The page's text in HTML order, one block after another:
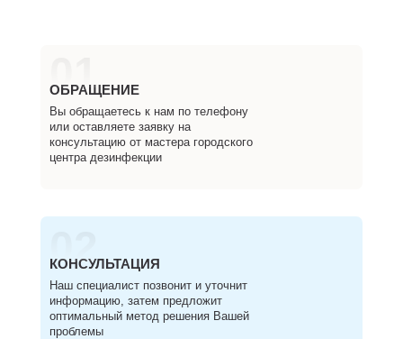
01
ОБРАЩЕНИЕ
Вы обращаетесь к нам по телефону
или оставляете заявку на
консультацию от мастера городского
центра дезинфекции
02
КОНСУЛЬТАЦИЯ
Наш специалист позвонит и уточнит
информацию, затем предложит
оптимальный метод решения Вашей
проблемы